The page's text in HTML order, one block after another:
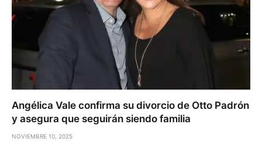
Angélica Vale confirma su divorcio de Otto Padrón
y asegura que seguirán siendo familia
NOVIEMBRE 10, 2025